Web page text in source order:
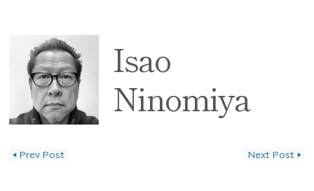
Isao
Ninomiya
◀ Prev Post Next Post ▶